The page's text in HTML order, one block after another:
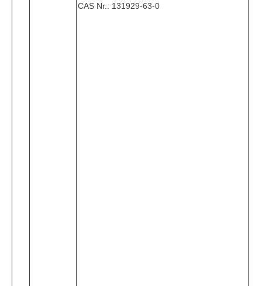
CAS Nr.: 131929-63-0